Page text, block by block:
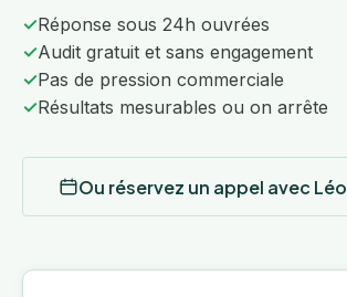
✓Réponse sous 24h ouvrées
✓Audit gratuit et sans engagement
✓Pas de pression commerciale
✓Résultats mesurables ou on arrête
Ou réservez un appel avec Léo